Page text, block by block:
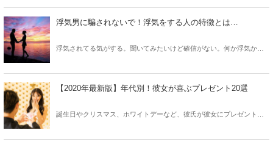
にしてみてくださいね。
浮気男に騙されないで！浮気をする人の特徴とは…
浮気されてる気がする。聞いてみたいけど確信がない。何か浮気かど
【2020年最新版】年代別！彼女が喜ぶプレゼント20選
誕生日やクリスマス、ホワイトデーなど、彼氏が彼女にプレゼントを